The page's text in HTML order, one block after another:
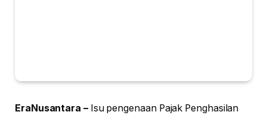
EraNusantara –Isu pengenaan Pajak Penghasilan